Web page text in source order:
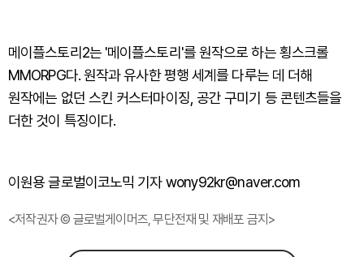
메이플스토리2는 '메이플스토리'를 원작으로 하는 횡스크롤
MMORPG다. 원작과 유사한 평행 세계를 다루는 데 더해
원작에는 없던 스킨 커스터마이징, 공간 구미기 등 콘텐츠들을
더한 것이 특징이다.
이원용 글로벌이코노믹 기자 wony92kr@naver.com
<저작권자 © 글로벌게이머즈, 무단전재 및 재배포 금지>